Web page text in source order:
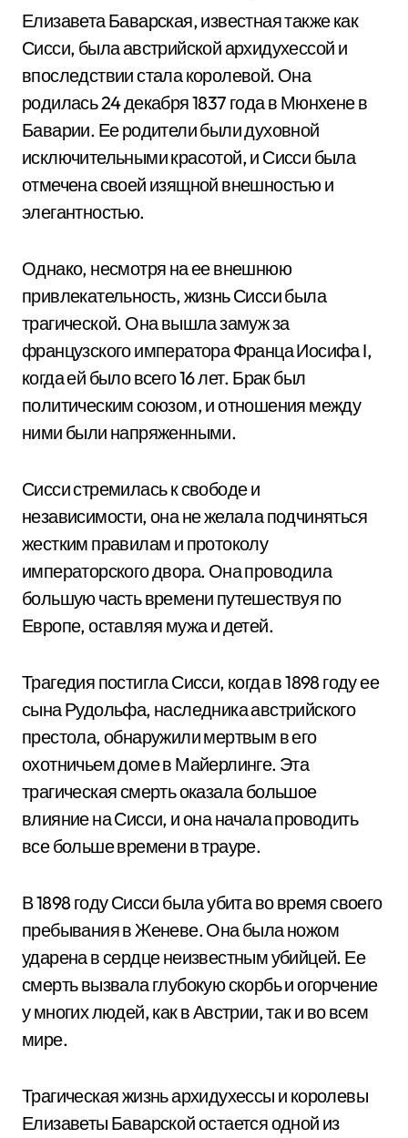
Елизавета Баварская, известная также как
Сисси, была австрийской архидухессой и
впоследствии стала королевой. Она
родилась 24 декабря 1837 года в Мюнхене в
Баварии. Ее родители были духовной
исключительными красотой, и Сисси была
отмечена своей изящной внешностью и
элегантностью.
Однако, несмотря на ее внешнюю
привлекательность, жизнь Сисси была
трагической. Она вышла замуж за
французского императора Франца Иосифа I,
когда ей было всего 16 лет. Брак был
политическим союзом, и отношения между
ними были напряженными.
Сисси стремилась к свободе и
независимости, она не желала подчиняться
жестким правилам и протоколу
императорского двора. Она проводила
большую часть времени путешествуя по
Европе, оставляя мужа и детей.
Трагедия постигла Сисси, когда в 1898 году ее
сына Рудольфа, наследника австрийского
престола, обнаружили мертвым в его
охотничьем доме в Майерлинге. Эта
трагическая смерть оказала большое
влияние на Сисси, и она начала проводить
все больше времени в трауре.
В 1898 году Сисси была убита во время своего
пребывания в Женеве. Она была ножом
ударена в сердце неизвестным убийцей. Ее
смерть вызвала глубокую скорбь и огорчение
у многих людей, как в Австрии, так и во всем
мире.
Трагическая жизнь архидухессы и королевы
Елизаветы Баварской остается одной из